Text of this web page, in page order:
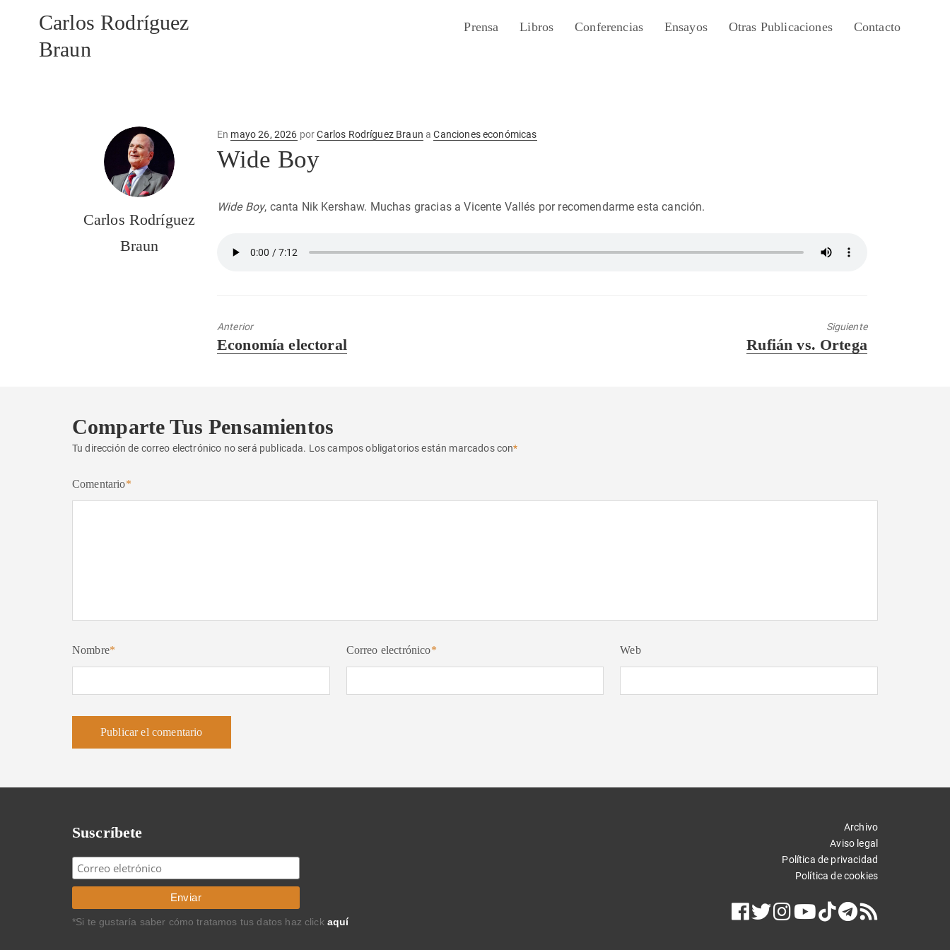
Carlos Rodríguez
Braun
Prensa Libros Conferencias Ensayos Otras Publicaciones Contacto
Carlos Rodríguez
Braun
En Publicado
en
mayo 26, 2026 porCarlos Rodríguez Braun aCanciones económicas
Wide Boy
Wide Boy, canta Nik Kershaw. Muchas gracias a Vicente Vallés por recomendarme esta canción.
Anterior
Entrada
Economía electoral
Siguiente
Entrada
Rufián vs. Ortega
Comparte Tus Pensamientos
Tu dirección de correo electrónico no será publicada. Los campos obligatorios están marcados con*
Comentario*
Nombre* Correo electrónico* Web
Suscríbete
*Si te gustaría saber cómo tratamos tus datos haz click aquí
Archivo
Aviso legal
Política de privacidad
Política de cookies